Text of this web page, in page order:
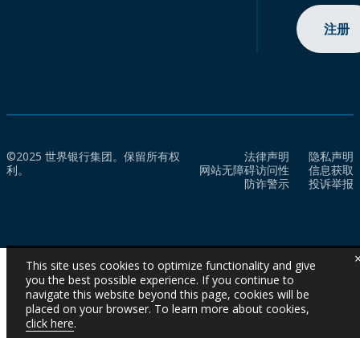
注册
©2025 世界银行集团。保留所有权
利。
法律声明
隐私声明
网站无障碍访问性
信息获取
防诈警示
投诉举报
This site uses cookies to optimize functionality and give
you the best possible experience. If you continue to
navigate this website beyond this page, cookies will be
placed on your browser. To learn more about cookies,
click here.